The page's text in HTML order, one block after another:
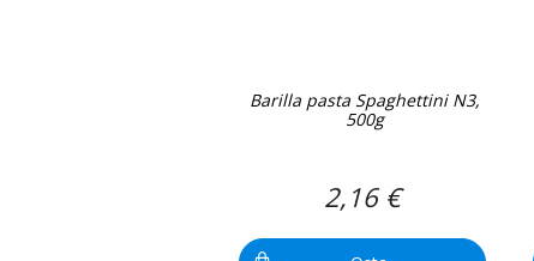
Barilla pasta Spaghettini N3,
500g
2,16 €